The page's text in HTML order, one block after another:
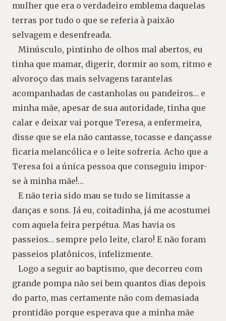
mulher que era o verdadeiro emblema daquelas
terras por tudo o que se referia à paixão
selvagem e desenfreada.
Minúsculo, pintinho de olhos mal abertos, eu
tinha que mamar, digerir, dormir ao som, ritmo e
alvoroço das mais selvagens tarantelas
acompanhadas de castanholas ou pandeiros… e
minha mãe, apesar de sua autoridade, tinha que
calar e deixar vai porque Teresa, a enfermeira,
disse que se ela não cantasse, tocasse e dançasse
ficaria melancólica e o leite sofreria. Acho que a
Teresa foi a única pessoa que conseguiu impor-
se à minha mãe!…
E não teria sido mau se tudo se limitasse a
danças e sons. Já eu, coitadinha, já me acostumei
com aquela feira perpétua. Mas havia os
passeios… sempre pelo leite, claro! E não foram
passeios platônicos, infelizmente.
Logo a seguir ao baptismo, que decorreu com
grande pompa não sei bem quantos dias depois
do parto, mas certamente não com demasiada
prontidão porque esperava que a minha mãe